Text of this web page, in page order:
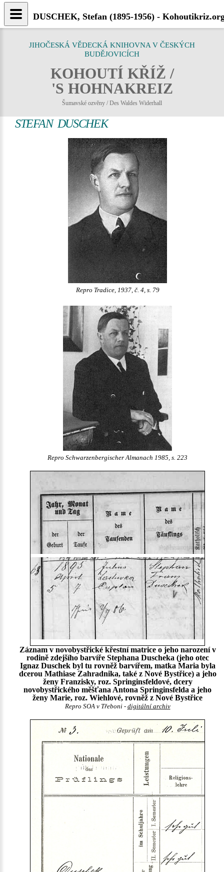
JIHOČESKÁ VĚDECKÁ KNIHOVNA V ČESKÝCH
BUDĚJOVICÍCH
KOHOUTÍ KŘÍŽ /
'S HOHNAKREIZ
Šumavské ozvěny / Des Waldes Widerhall
STEFAN DUSCHEK
Repro Tradice, 1937, č. 4, s. 79
Repro Schwarzenbergischer Almanach 1985, s. 223
Záznam v novobystřické křestní matrice o jeho narození v
rodině zdejšího barvíře Stephana Duscheka (jeho otec
Ignaz Duschek byl tu rovněž barvířem, matka Maria byla
dcerou Mathiase Zahradnika, také z Nové Bystřice) a jeho
ženy Franzisky, roz. Springinsfeldové, dcery
novobystřického měšťana Antona Springinsfelda a jeho
ženy Marie, roz. Wiehlové, rovněž z Nové Bystřice
Repro SOA v Třeboni - digitální archiv
DUSCHEK, Stefan (1895-1956) -